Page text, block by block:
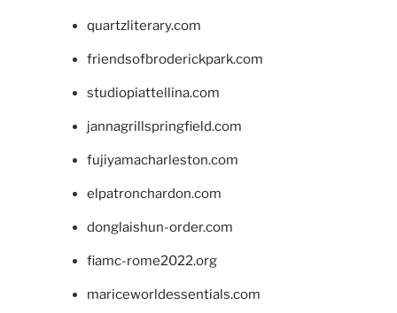
quartzliterary.com
friendsofbroderickpark.com
studiopiattellina.com
jannagrillspringfield.com
fujiyamacharleston.com
elpatronchardon.com
donglaishun-order.com
fiamc-rome2022.org
mariceworldessentials.com